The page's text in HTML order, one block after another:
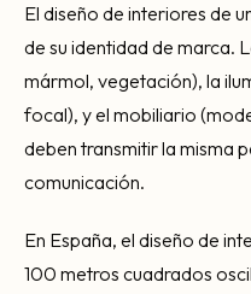
El diseño de interiores de
de su identidad de marca.
mármol, vegetación), la
focal), y el mobiliario
deben transmitir la misma
comunicación.
En España, el diseño de
100 metros cuadrados